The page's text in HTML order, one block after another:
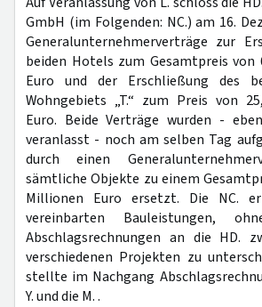
GmbH (im Folgenden: NC.) am 16.
Generalunternehmerverträge zur
beiden Hotels zum Gesamtpreis von
Euro und der Erschließung des
Wohngebiets „T.“ zum Preis von
Euro. Beide Verträge wurden -
veranlasst - noch am selben Tag
durch einen
sämtliche Objekte zu einem
Millionen Euro ersetzt. Die NC.
vereinbarten Bauleistungen,
Abschlagsrechnungen an die HD.
verschiedenen Projekten zu
stellte im Nachgang
Y. und die M. .